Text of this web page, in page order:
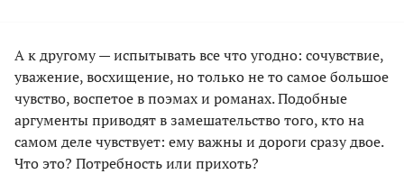
А к другому — испытывать все что угодно: сочувствие,
уважение, восхищение, но только не то самое большое
чувство, воспетое в поэмах и романах. Подобные
аргументы приводят в замешательство того, кто на
самом деле чувствует: ему важны и дороги сразу двое.
Что это? Потребность или прихоть?